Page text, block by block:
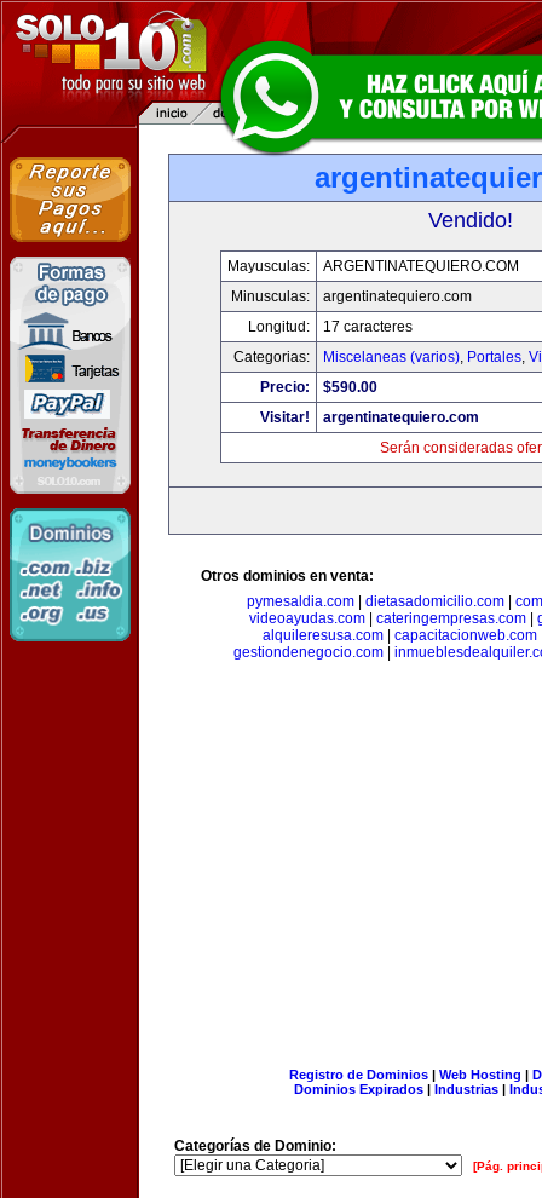
Vendido!
Mayusculas:
ARGENTINATEQUIERO.COM
Minusculas:
argentinatequiero.com
Longitud:
17 caracteres
Categorias:
Miscelaneas (varios), Portales,
Precio:
$590.00
Visitar!
argentinatequiero.com
Serán consideradas
Otros dominios en venta:
pymesaldia.com| dietasadomicilio.com|
videoayudas.com| cateringempresas.com|
alquileresusa.com
capacitacionweb.com
gestiondenegocio.com|
Registro de Dominios| Web Hosting |
Dominios Expirados | Industrias |
Categorías de Dominio:
[Pág.